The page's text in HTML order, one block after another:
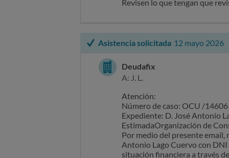
privilegiada, o ambos.No se
correspondencia por error,
ninguna parte de esta
son los del remitente
Deudafix Reparadora Legal
:legal@deudafix.es
Revisen lo que tengan que
Asistencia solicitada 12 mayo 2026
Deudafix
A: J. L.
Atención:
Número de caso: OCU /
Expediente: D. José Antonio
EstimadaOrganización de
Por medio del presente
Antonio Lago Cuervo con
situación financiera a través